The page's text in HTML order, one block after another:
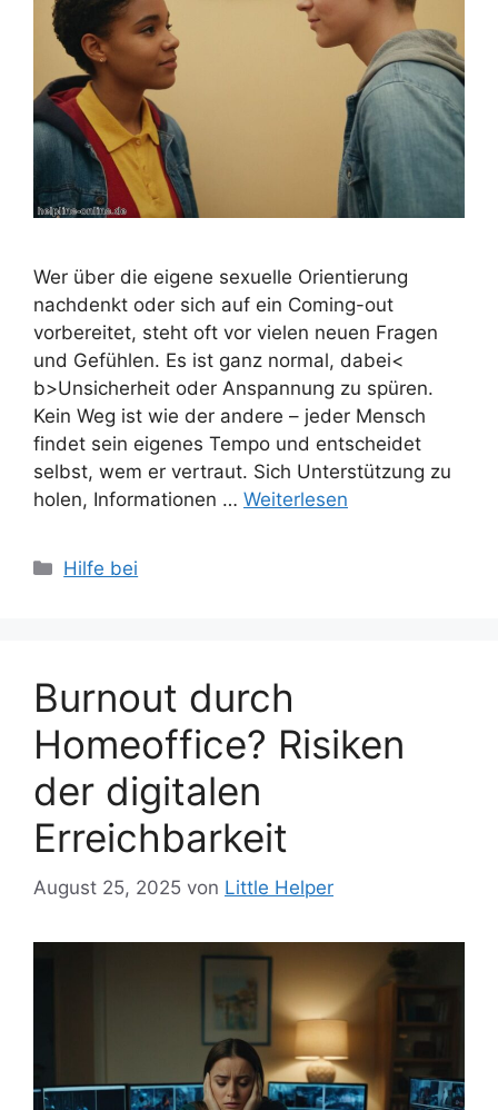
Wer über die eigene sexuelle Orientierung
nachdenkt oder sich auf ein Coming-out
vorbereitet, steht oft vor vielen neuen Fragen
und Gefühlen. Es ist ganz normal, dabei<
b>Unsicherheit oder Anspannung zu spüren.
Kein Weg ist wie der andere – jeder Mensch
findet sein eigenes Tempo und entscheidet
selbst, wem er vertraut. Sich Unterstützung zu
holen, Informationen … Weiterlesen
Kategorien
Hilfe bei
Burnout durch
Homeoffice? Risiken
der digitalen
Erreichbarkeit
August 25, 2025 von Little Helper